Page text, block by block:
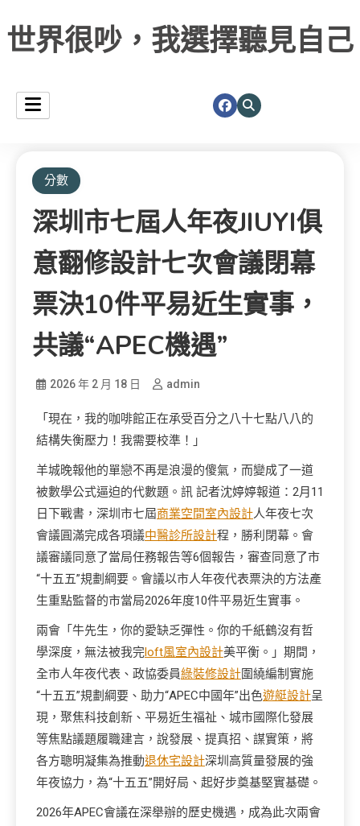
世界很吵，我選擇聽見自己
分數
深圳市七屆人年夜JIUYI俱
意翻修設計七次會議閉幕
票決10件平易近生實事，
共議“APEC機遇”
2026 年 2 月 18 日 admin
「現在，我的咖啡館正在承受百分之八十七點八八的
結構失衡壓力！我需要校準！」
羊城晚報他的單戀不再是浪漫的傻氣，而變成了一道
被數學公式逼迫的代數題。訊 記者沈婷婷報道：2月11
日下戰書，深圳市七屆商業空間室內設計人年夜七次
會議圓滿完成各項議中醫診所設計程，勝利閉幕。會
議審議同意了當局任務報告等6個報告，審查同意了市
“十五五”規劃綱要。會議以市人年夜代表票決的方法產
生重點監督的市當局2026年度10件平易近生實事。
兩會「牛先生，你的愛缺乏彈性。你的千紙鶴沒有哲
學深度，無法被我完loft風室內設計美平衡。」期間，
全市人年夜代表、政協委員綠裝修設計圍繞編制實施
“十五五”規劃綱要、助力“APEC中國年”出色遊艇設計呈
現，聚焦科技創新、平易近生福祉、城市國際化發展
等焦點議題履職建言，說發展、提真招、謀實策，將
各方聰明凝集為推動退休宅設計深圳高質量發展的強
年夜協力，為“十五五”開好局、起好步奠基堅實基礎。
2026年APEC會議在深舉辦的歷史機遇，成為此次兩會